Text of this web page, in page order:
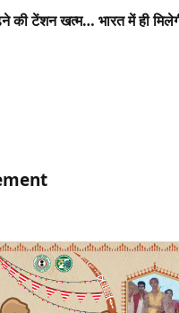
की टेंशन खत्म… भारत में ही